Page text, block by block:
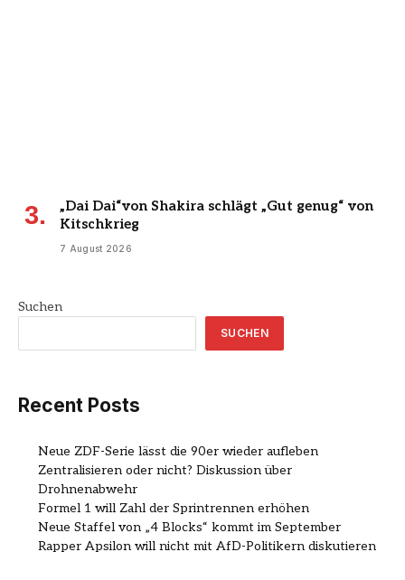
„Dai Dai“von Shakira schlägt „Gut genug“ von
Kitschkrieg
7 August 2026
Suchen
SUCHEN
Recent Posts
Neue ZDF-Serie lässt die 90er wieder aufleben
Zentralisieren oder nicht? Diskussion über
Drohnenabwehr
Formel 1 will Zahl der Sprintrennen erhöhen
Neue Staffel von „4 Blocks“ kommt im September
Rapper Apsilon will nicht mit AfD-Politikern diskutieren